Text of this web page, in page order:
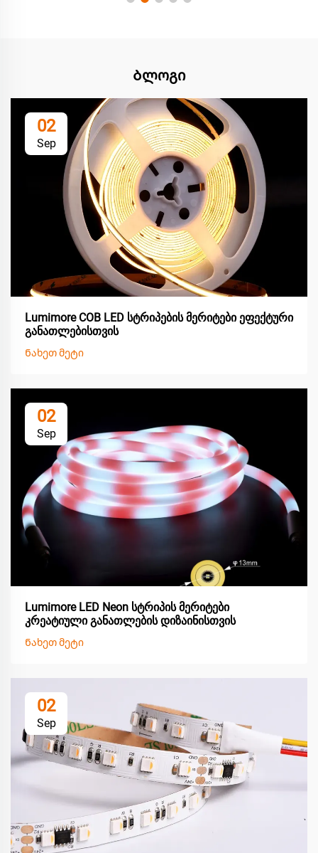
Ბლოგი
02
Sep
Lumimore COB LED სტრიპების მერიტები ეფექტური
განათლებისთვის
Ნახეთ მეტი
02
Sep
Lumimore LED Neon სტრიპის მერიტები
კრეატიული განათლების დიზაინისთვის
Ნახეთ მეტი
02
Sep